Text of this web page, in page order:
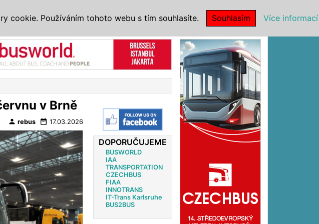
v Brně
person rebus date_range 17.03.2026
DOPORUČUJEME
BUSWORLD
IAA
TRANSPORTATION
CZECHBUS
FIAA
INNOTRANS
IT-Trans Karlsruhe
BUS2BUS
cookie. Používáním tohoto webu s tím souhlasíte. Souhlasím Více informací